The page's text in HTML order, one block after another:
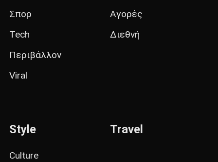
Σπορ
Tech
Περιβάλλον
Viral
Αγορές
Διεθνή
Style
Culture
Travel